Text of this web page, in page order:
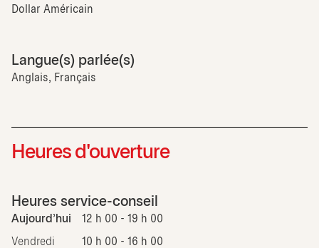
Dollar Américain
Langue(s) parlée(s)
Anglais, Français
Heures d'ouverture
Heures service-conseil
Aujourd'hui 12 h 00 - 19 h 00
Vendredi 10 h 00 - 16 h 00